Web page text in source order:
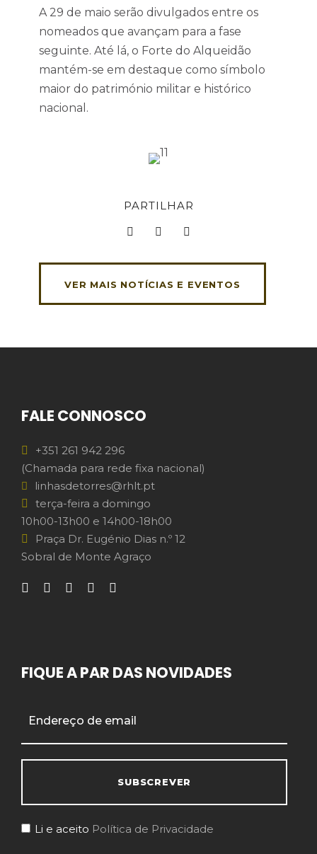
A 29 de maio serão divulgados entre os
nomeados que avançam para a fase
seguinte. Até lá, o Forte do Alqueidão
mantém-se em destaque como símbolo
maior do património militar e histórico
nacional.
PARTILHAR
VER MAIS NOTÍCIAS E EVENTOS
FALE CONNOSCO
+351 261 942 296
(Chamada para rede fixa nacional)
linhasdetorres@rhlt.pt
terça-feira a domingo
10h00-13h00 e 14h00-18h00
Praça Dr. Eugénio Dias n.º 12
Sobral de Monte Agraço
FIQUE A PAR DAS NOVIDADES
Li e aceito Política de Privacidade